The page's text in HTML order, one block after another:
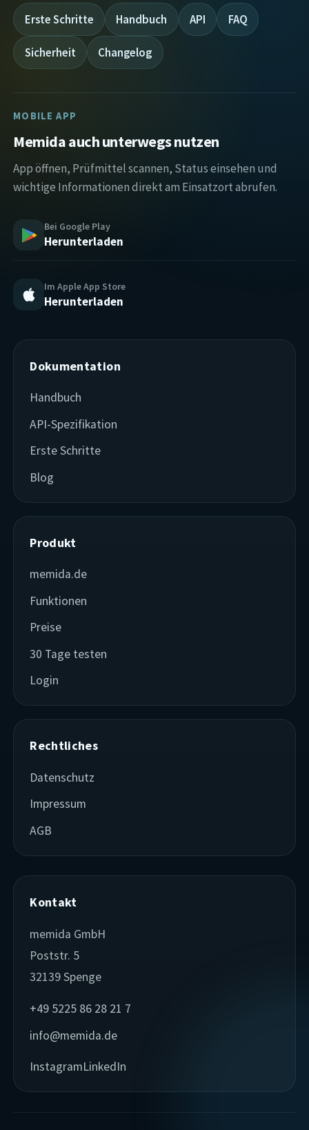
Erste Schritte Handbuch API FAQ
Sicherheit Changelog
MOBILE APP
Memida auch unterwegs nutzen
App öffnen, Prüfmittel scannen, Status einsehen und
wichtige Informationen direkt am Einsatzort abrufen.
Bei Google Play
Herunterladen
Im Apple App Store
Herunterladen
Dokumentation
Handbuch
API-Spezifikation
Erste Schritte
Blog
Produkt
memida.de
Funktionen
Preise
30 Tage testen
Login
Rechtliches
Datenschutz
Impressum
AGB
Kontakt
memida GmbH
Poststr. 5
32139 Spenge
+49 5225 86 28 21 7
info@memida.de
InstagramLinkedIn